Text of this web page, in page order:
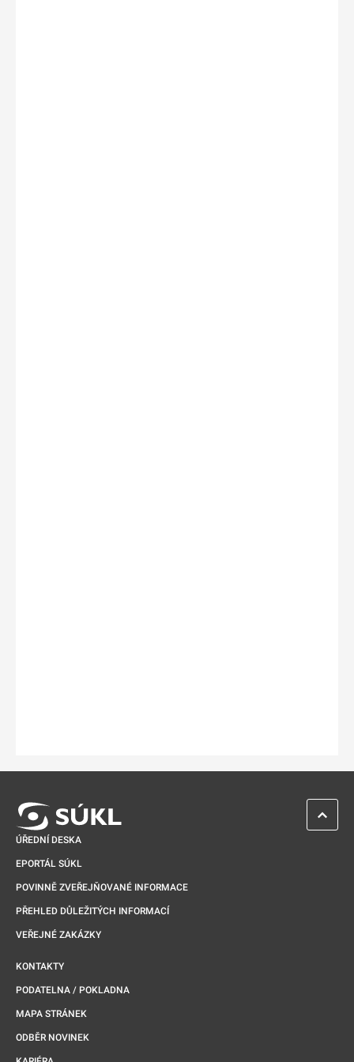
ÚŘEDNÍ DESKA
EPORTÁL SÚKL
POVINNĚ ZVEŘEJŇOVANÉ INFORMACE
PŘEHLED DŮLEŽITÝCH INFORMACÍ
VEŘEJNÉ ZAKÁZKY
KONTAKTY
PODATELNA / POKLADNA
MAPA STRÁNEK
ODBĚR NOVINEK
ZPĚT